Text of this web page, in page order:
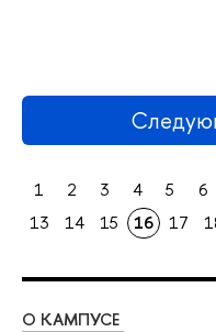
1 2 3 4 5 6
13
14 15 16 17
О КАМПУСЕ